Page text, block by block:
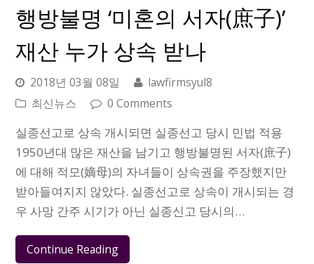
행방불명 ‘미혼의 서자(庶子)’
재산 누가 상속 받나
2018년 03월 08일
lawfirmsyul8
최신뉴스
0 Comments
실종선고로 상속 개시되면 실종선고 당시 민법 적용
1950년대 많은 재산을 남기고 행방불명된 서자(庶子)
에 대해 적모(嫡母)의 자녀들이 상속권을 주장했지만
받아들여지지 않았다. 실종선고로 상속이 개시되는 경
우 사망 간주 시기가 아닌 실종신고 당시의…
Continue Reading